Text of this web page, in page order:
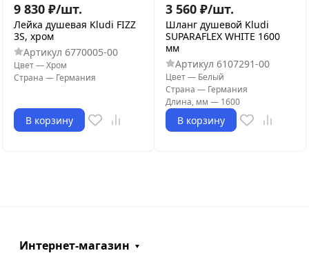
9 830 ₽/шт.
Лейка душевая Kludi FIZZ
3S, хром
Артикул 6770005-00
Цвет—Хром
Страна — Германия
В корзину
3 560 ₽/шт.
Шланг душевой Kludi
SUPARAFLEX WHITE 1600
мм
Артикул 6107291-00
Цвет— Белый
Страна — Германия
Длина, мм — 1600
В корзину
Интернет-магазин